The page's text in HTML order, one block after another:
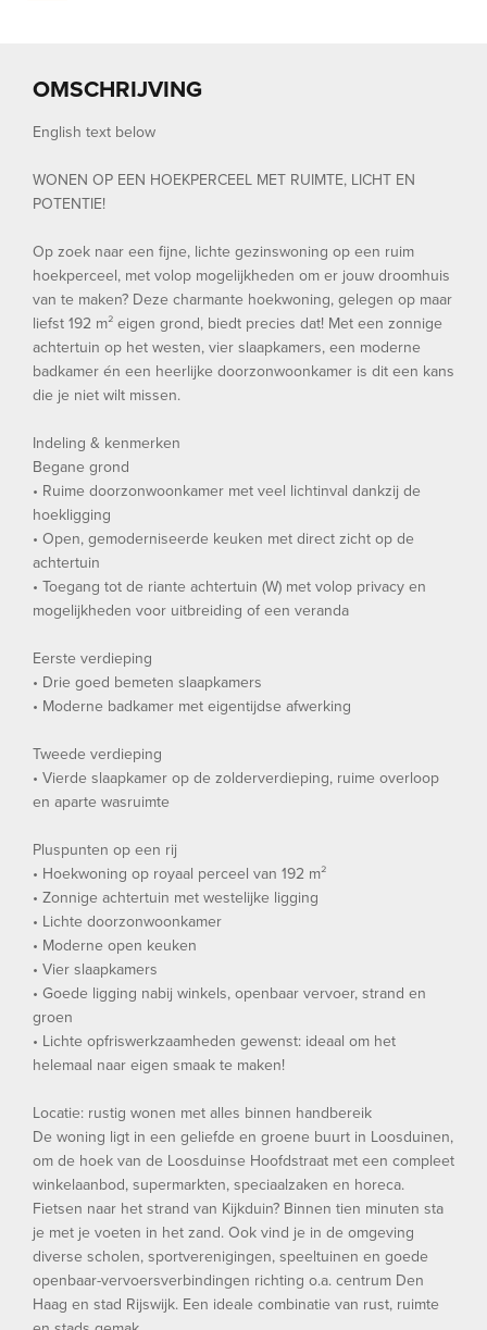
OMSCHRIJVING
English text below
WONEN OP EEN HOEKPERCEEL MET RUIMTE, LICHT EN
POTENTIE!
Op zoek naar een fijne, lichte gezinswoning op een ruim
hoekperceel, met volop mogelijkheden om er jouw droomhuis
van te maken? Deze charmante hoekwoning, gelegen op maar
liefst 192 m² eigen grond, biedt precies dat! Met een zonnige
achtertuin op het westen, vier slaapkamers, een moderne
badkamer én een heerlijke doorzonwoonkamer is dit een kans
die je niet wilt missen.
Indeling & kenmerken
Begane grond
• Ruime doorzonwoonkamer met veel lichtinval dankzij de
hoekligging
• Open, gemoderniseerde keuken met direct zicht op de
achtertuin
• Toegang tot de riante achtertuin (W) met volop privacy en
mogelijkheden voor uitbreiding of een veranda
Eerste verdieping
• Drie goed bemeten slaapkamers
• Moderne badkamer met eigentijdse afwerking
Tweede verdieping
• Vierde slaapkamer op de zolderverdieping, ruime overloop
en aparte wasruimte
Pluspunten op een rij
• Hoekwoning op royaal perceel van 192 m²
• Zonnige achtertuin met westelijke ligging
• Lichte doorzonwoonkamer
• Moderne open keuken
• Vier slaapkamers
• Goede ligging nabij winkels, openbaar vervoer, strand en
groen
• Lichte opfriswerkzaamheden gewenst: ideaal om het
helemaal naar eigen smaak te maken!
Locatie: rustig wonen met alles binnen handbereik
De woning ligt in een geliefde en groene buurt in Loosduinen,
om de hoek van de Loosduinse Hoofdstraat met een compleet
winkelaanbod, supermarkten, speciaalzaken en horeca.
Fietsen naar het strand van Kijkduin? Binnen tien minuten sta
je met je voeten in het zand. Ook vind je in de omgeving
diverse scholen, sportverenigingen, speeltuinen en goede
openbaar-vervoersverbindingen richting o.a. centrum Den
Haag en stad Rijswijk. Een ideale combinatie van rust, ruimte